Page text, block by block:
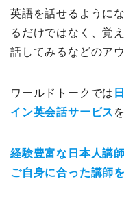
英語を話せるように
るだけではなく、覚
話してみるなどのア
ワールドトークでは
イン英会話サービス
経験豊富な日本人講
ご自身に合った講師